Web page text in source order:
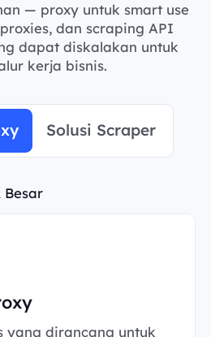
— proxy untuk smart use
dan scraping API
dapat diskalakan untuk
kerja bisnis.
Solusi Scraper
Besar
yang dirancang untuk